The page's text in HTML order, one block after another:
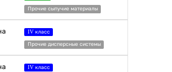
Прочие сыпучие материалы
IV класс
Прочие дисперсные системы
IV класс